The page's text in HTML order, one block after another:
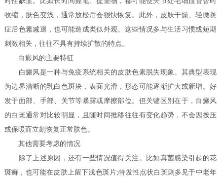
收缩，肤色变浅，通常放松后会很快恢复。此外，皮肤干燥、轻微炎
症后色素减退，也可能造成类似外观。这些情况多与生活习惯或短期
刺激相关，往往不具有持续扩散的特点。
白癜风的主要特征
白癜风是一种与免疫系统相关的皮肤色素脱失现象。其典型表现
为边界清晰的乳白色斑块，表面光滑，形态可能逐渐扩大或新增。好
发于面部、手部、关节等暴露或摩擦部位。但关键区别在于，白癜风
的白斑通常对比较明显，且随时间推移往往有变化趋势，不会因按压
或保暖而立刻恢复正常肤色。
其他需要考虑的情况
除了上述原因，还有一些情况值得关注。比如真菌感染引起的花
斑癣，也可能在皮肤上留下浅色斑片;特发性点状白斑则多见于中老年